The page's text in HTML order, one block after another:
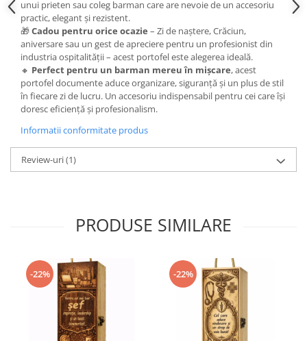
unui prieten sau coleg barman care are nevoie de un accesoriu
practic, elegant și rezistent.
🎁Cadou pentru orice ocazie – Zi de naștere, Crăciun,
aniversare sau un gest de apreciere pentru un profesionist din
industria ospitalității – acest portofel este alegerea ideală.
🔸 Perfect pentru un barman mereu în mișcare, acest
portofel documente aduce organizare, siguranță și un plus de stil
în fiecare zi de lucru. Un accesoriu indispensabil pentru cei care își
doresc eficiență și profesionalism.
Informatii conformitate produs
Review-uri(1)
PRODUSE SIMILARE
-22% -22%